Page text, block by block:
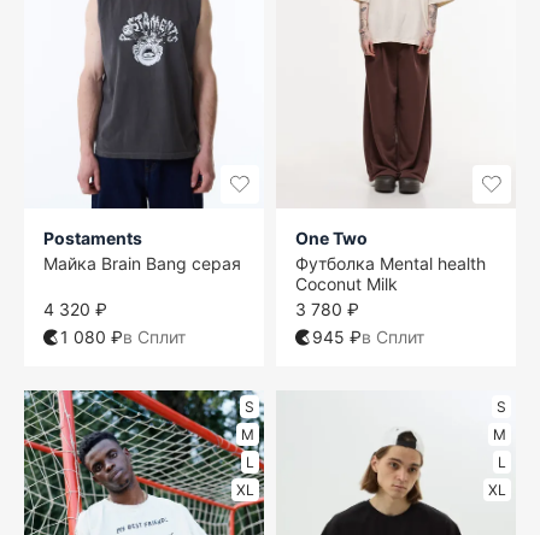
Postaments
Майка Brain Bang серая
4 320 ₽
1 080 ₽в Сплит
One Two
Футболка Mental health
Coconut Milk
3 780 ₽
945 ₽в Сплит
S
M
L
XL
S
M
L
XL